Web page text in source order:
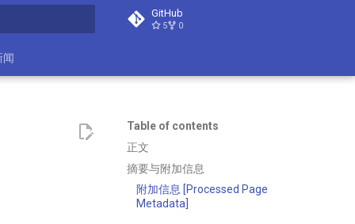
GitHub
5 0
闻
Table of contents
正文
摘要与附加信息
附加信息 [Processed Page
Metadata]